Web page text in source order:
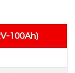
100Ah)